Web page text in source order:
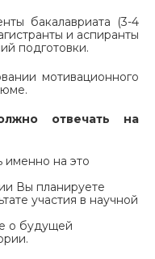
бакалавриата (3-4
и аспиранты
подготовки.
мотивационного
отвечать на
именно на это
Вы планируете
участия в научной
о будущей